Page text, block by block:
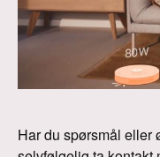
Har du spørsmål eller